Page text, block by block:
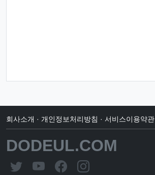
회사소개 · 개인정보처리방침 · 서비스이용약관
DODEUL.COM